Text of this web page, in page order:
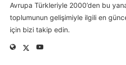
Avrupa Türkleriyle 2000’den bu
toplumunun gelişimiyle ilgili en
için bizi takip edin.